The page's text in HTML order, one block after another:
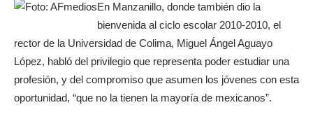
En Manzanillo, donde también dio la
bienvenida al ciclo escolar 2010-2010, el
rector de la Universidad de Colima, Miguel Ángel Aguayo
López, habló del privilegio que representa poder estudiar una
profesión, y del compromiso que asumen los jóvenes con esta
oportunidad, “que no la tienen la mayoría de mexicanos”.